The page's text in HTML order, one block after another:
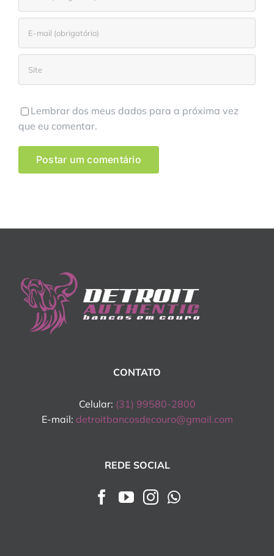
Lembrar dos meus dados para a próxima vez
que eu comentar.
CONTATO
Celular: (31) 99580-2800
E-mail: detroitbancosdecouro@gmail.com
REDE SOCIAL